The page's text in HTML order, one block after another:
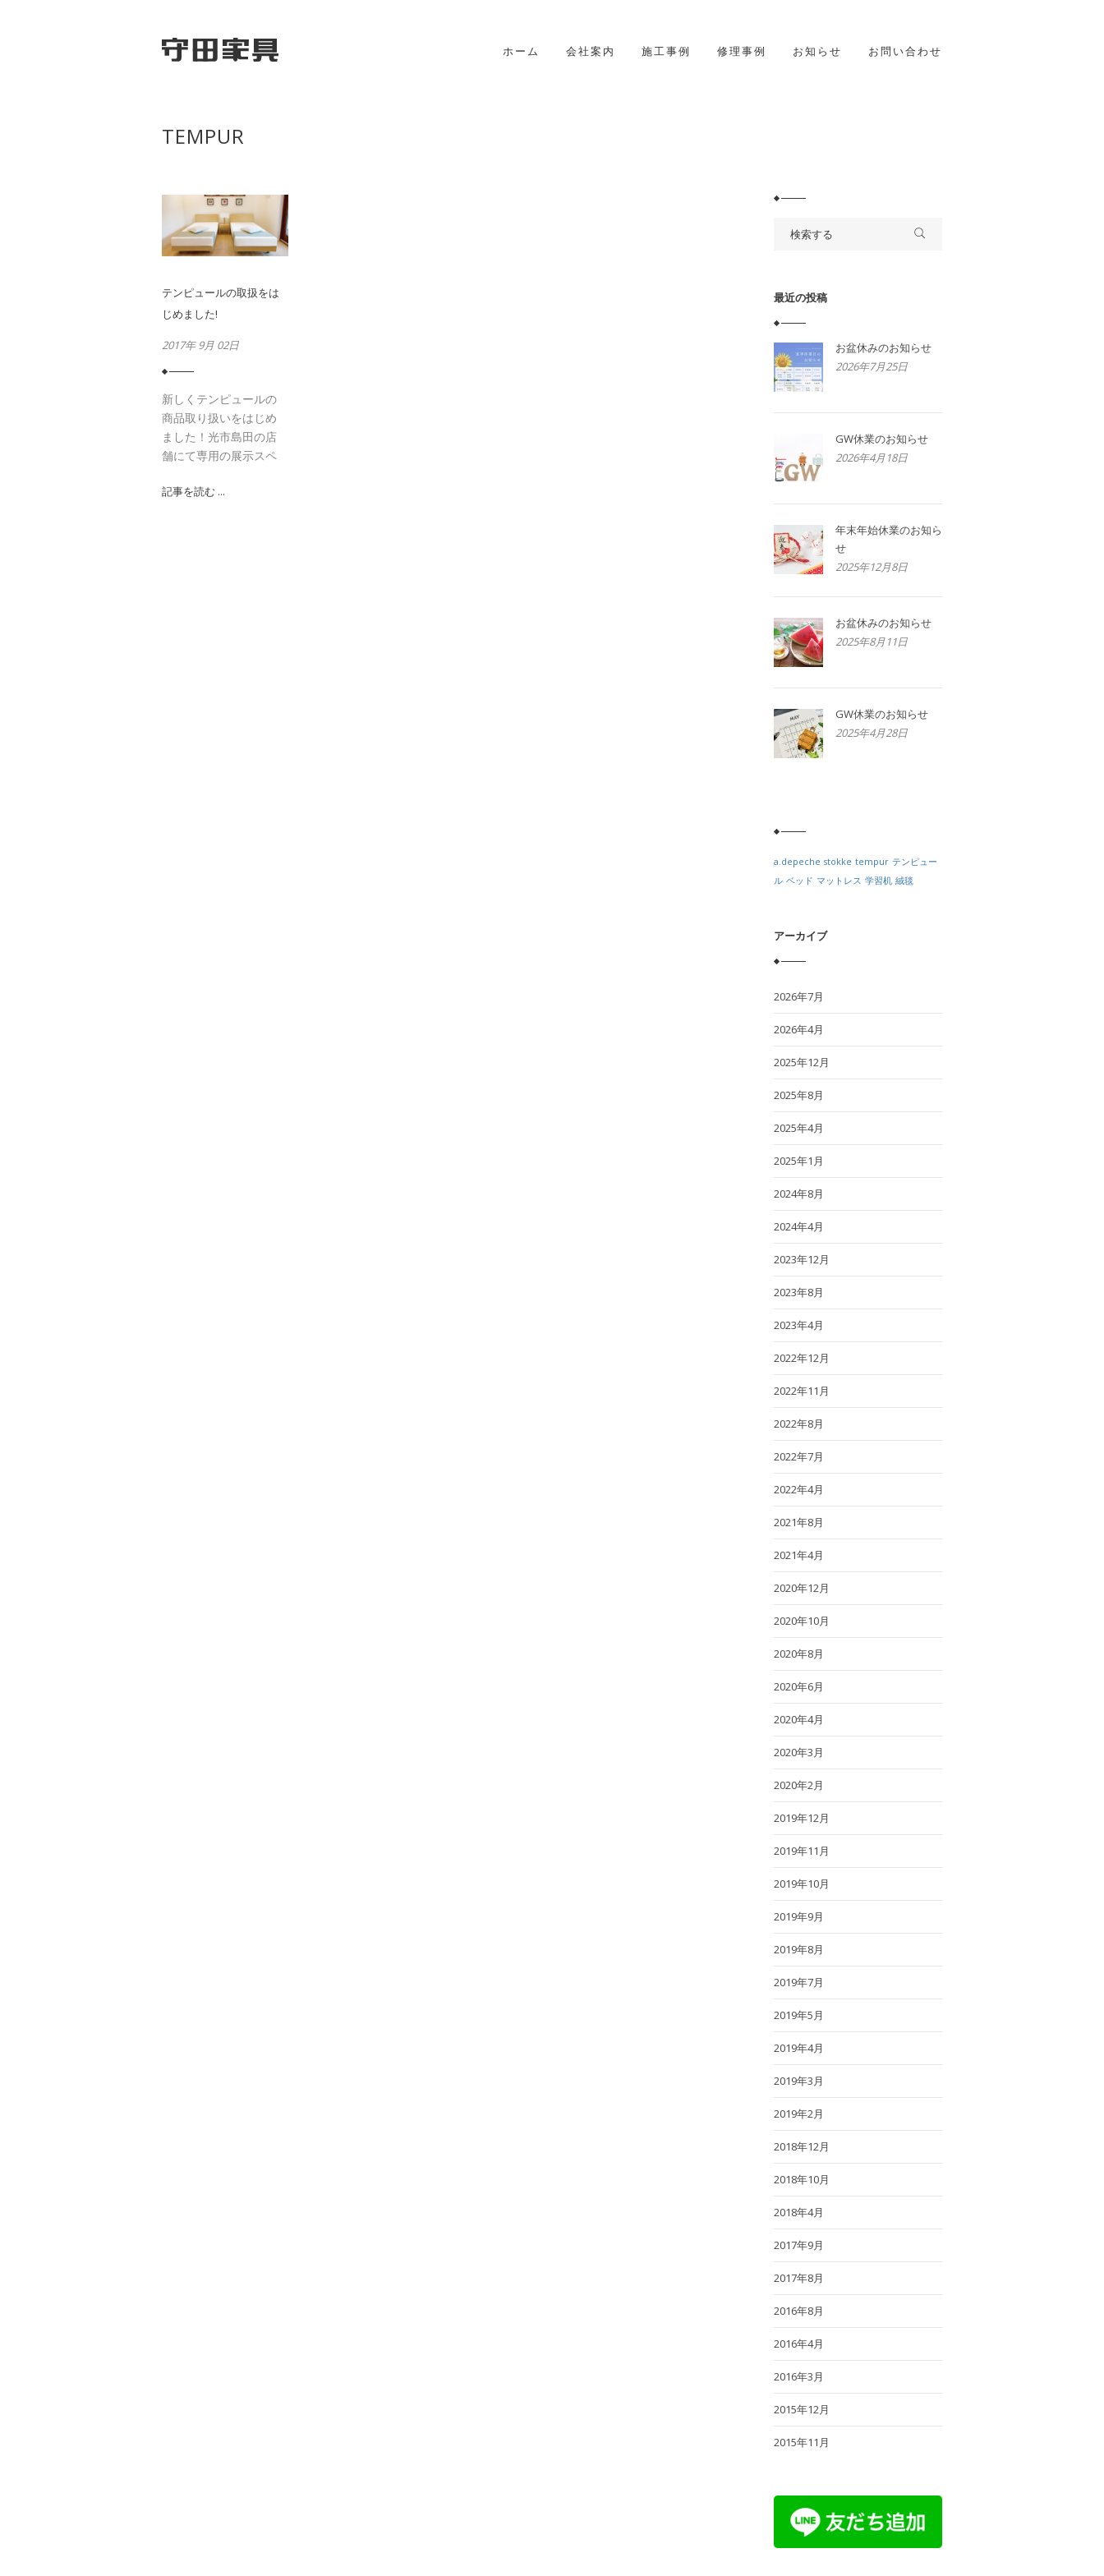
ホーム 会社案内 施工事例 修理事例 お知らせ お問い合わせ
TEMPUR
テンピュールの取扱をは
じめました!
2017年 9月 02日
新しくテンピュールの
商品取り扱いをはじめ
ました！光市島田の店
舗にて専用の展示スペ
記事を読む ...
最近の投稿
お盆休みのお知らせ
2026年7月25日
GW休業のお知らせ
2026年4月18日
年末年始休業のお知ら
せ
2025年12月8日
お盆休みのお知らせ
2025年8月11日
GW休業のお知らせ
2025年4月28日
a.depeche stokke tempur テンピュー
ル ベッド マットレス 学習机 絨毯
アーカイブ
2026年7月
2026年4月
2025年12月
2025年8月
2025年4月
2025年1月
2024年8月
2024年4月
2023年12月
2023年8月
2023年4月
2022年12月
2022年11月
2022年8月
2022年7月
2022年4月
2021年8月
2021年4月
2020年12月
2020年10月
2020年8月
2020年6月
2020年4月
2020年3月
2020年2月
2019年12月
2019年11月
2019年10月
2019年9月
2019年8月
2019年7月
2019年5月
2019年4月
2019年3月
2019年2月
2018年12月
2018年10月
2018年4月
2017年9月
2017年8月
2016年8月
2016年4月
2016年3月
2015年12月
2015年11月